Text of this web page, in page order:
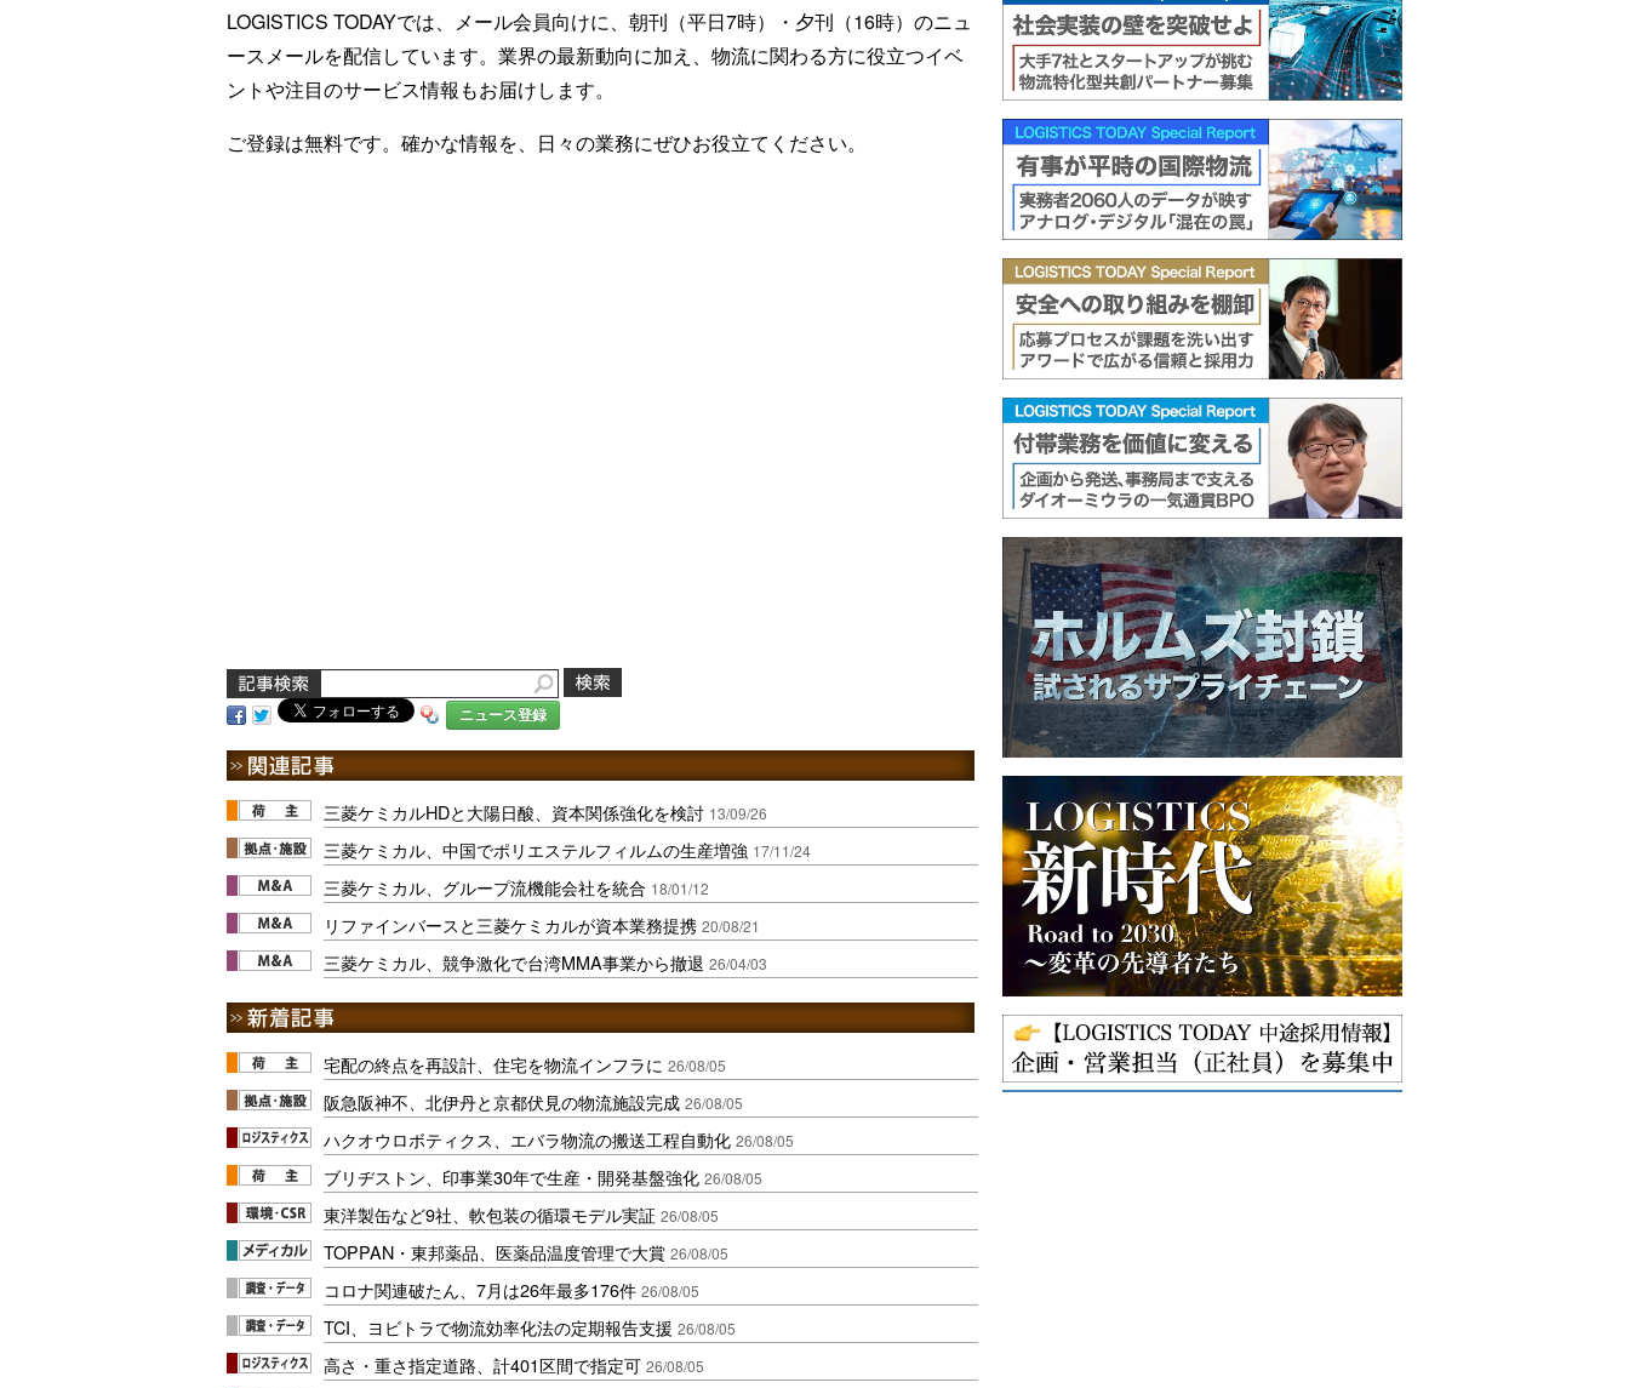
LOGISTICS TODAYでは、メール会員向けに、朝刊（平日7時）・夕刊（16時）のニュ
ースメールを配信しています。業界の最新動向に加え、物流に関わる方に役立つイベ
ントや注目のサービス情報もお届けします。
ご登録は無料です。確かな情報を、日々の業務にぜひお役立てください。
ニュース登録
三菱ケミカルHDと大陽日酸、資本関係強化を検討 13/09/26
三菱ケミカル、中国でポリエステルフィルムの生産増強 17/11/24
三菱ケミカル、グループ流機能会社を統合 18/01/12
リファインバースと三菱ケミカルが資本業務提携 20/08/21
三菱ケミカル、競争激化で台湾MMA事業から撤退 26/04/03
宅配の終点を再設計、住宅を物流インフラに 26/08/05
阪急阪神不、北伊丹と京都伏見の物流施設完成 26/08/05
ハクオウロボティクス、エバラ物流の搬送工程自動化 26/08/05
ブリヂストン、印事業30年で生産・開発基盤強化 26/08/05
東洋製缶など9社、軟包装の循環モデル実証 26/08/05
TOPPAN・東邦薬品、医薬品温度管理で大賞 26/08/05
コロナ関連破たん、7月は26年最多176件 26/08/05
TCI、ヨビトラで物流効率化法の定期報告支援 26/08/05
高さ・重さ指定道路、計401区間で指定可 26/08/05